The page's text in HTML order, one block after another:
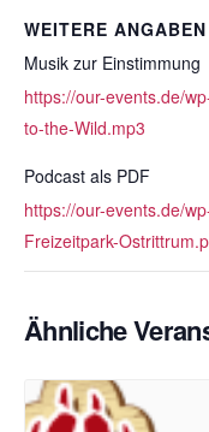
WEITERE ANGABEN
Musik zur Einstimmung
https://our-events.de/
to-the-Wild.mp3
Podcast als PDF
https://our-events.de/
Freizeitpark-
Ähnliche